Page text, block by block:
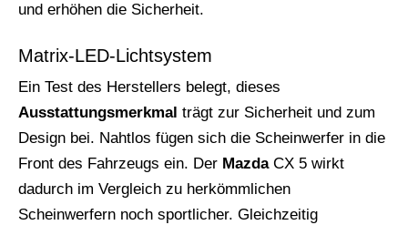
und erhöhen die Sicherheit.
Matrix-LED-Lichtsystem
Ein Test des Herstellers belegt, dieses
Ausstattungsmerkmal trägt zur Sicherheit und zum
Design bei. Nahtlos fügen sich die Scheinwerfer in die
Front des Fahrzeugs ein. Der MazdaCX 5 wirkt
dadurch im Vergleich zu herkömmlichen
Scheinwerfern noch sportlicher. Gleichzeitig